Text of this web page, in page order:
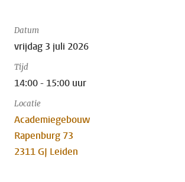
Datum
vrijdag 3 juli 2026
Tijd
14:00 - 15:00 uur
Locatie
Academiegebouw
Rapenburg 73
2311 GJ Leiden